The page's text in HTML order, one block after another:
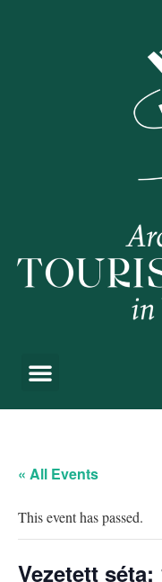
« All Events
This event has passed.
Vezetett séta: